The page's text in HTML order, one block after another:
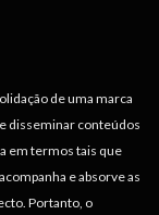
de uma marca
disseminar conteúdos
em termos tais que
e absorve as
Portanto, o